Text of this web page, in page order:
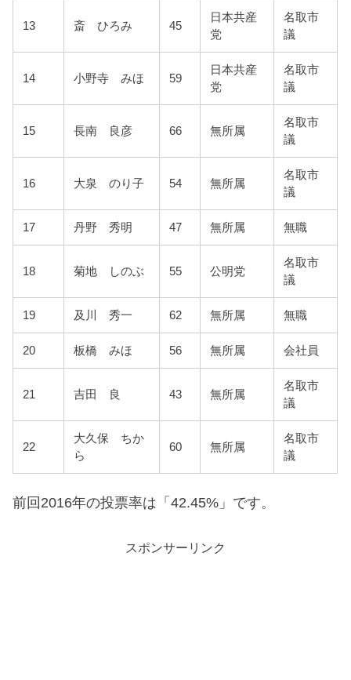
13 斎 ひろみ 45
日本共産
党
名取市
議
14 小野寺 みほ 59
日本共産
党
名取市
議
15 長南 良彦 66 無所属
名取市
議
16 大泉 のり子 54 無所属
名取市
議
17 丹野 秀明 47 無所属 無職
18 菊地 しのぶ 55 公明党
名取市
議
19 及川 秀一 62 無所属 無職
20 板橋 みほ 56 無所属 会社員
21 吉田 良 43 無所属
名取市
議
22
大久保 ちか
ら
60 無所属
名取市
議
前回2016年の投票率は「42.45%」です。
スポンサーリンク